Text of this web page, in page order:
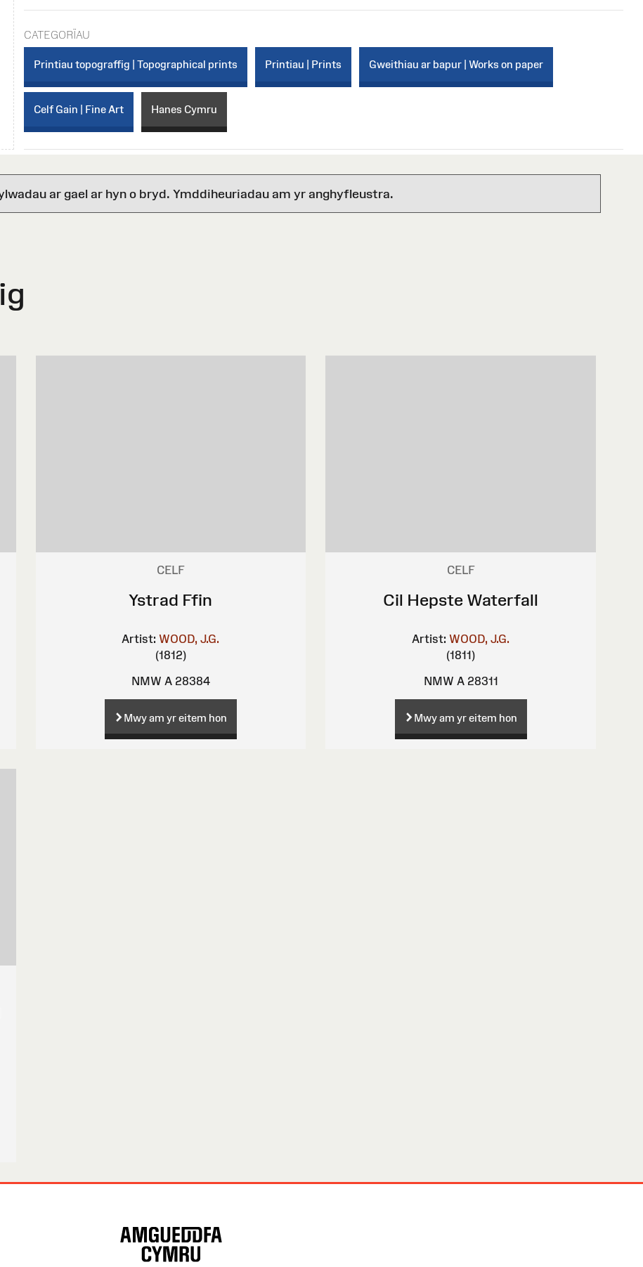
CATEGORÏAU
Printiau topograffig | Topographical prints Printiau | Prints Gweithiau ar bapur | Works on paper
Celf Gain | Fine Art Hanes Cymru
ar gael ar hyn o bryd. Ymddiheuriadau am yr anghyfleustra.
CELF
Ystrad Ffin
Artist: WOOD, J.G.
(1812)
NMW A 28384
Mwy am yr eitem hon
CELF
Cil Hepste Waterfall
Artist: WOOD, J.G.
(1811)
NMW A 28311
Mwy am yr eitem hon